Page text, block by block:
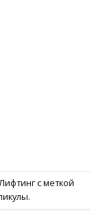
с меткой
.